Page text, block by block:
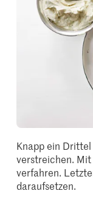
Knapp ein
verstreichen.
verfahren.
daraufsetzen.